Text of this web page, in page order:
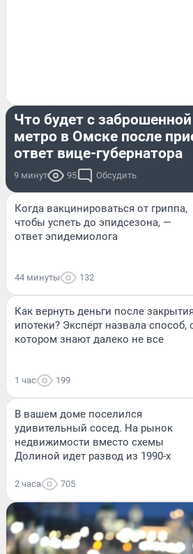
Что будет с
метро в Омске после
ответ вице-губернатора
9 минут 95 Обсудить
Когда вакцинироваться от гриппа,
чтобы успеть до эпидсезона, —
ответ эпидемиолога
44 минуты 132
Как вернуть деньги после закрытия
ипотеки? Эксперт назвала способ,
котором знают далеко не все
1 час 199
В вашем доме поселился
удивительный сосед. На рынок
недвижимости вместо схемы
Долиной идет развод из 1990-х
2 часа 705